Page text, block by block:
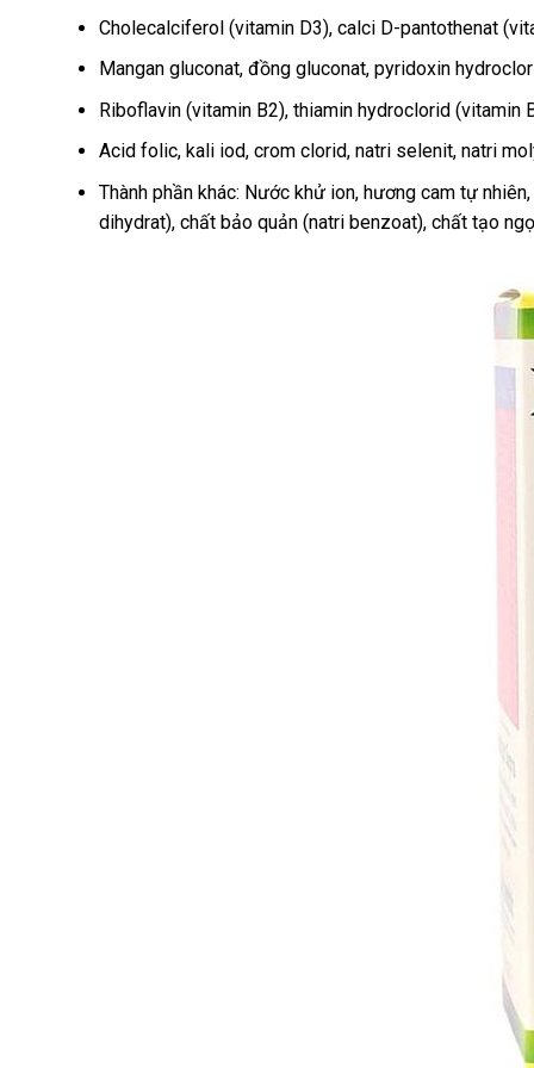
Cholecalciferol (vitamin D3), calci D-pantothenat
Mangan gluconat, đồng gluconat, pyridoxin
Riboflavin (vitamin B2), thiamin hydroclorid (vitamin
Acid folic, kali iod, crom clorid, natri selenit, natri
Thành phần khác: Nước khử ion, hương cam tự
dihydrat), chất bảo quản (natri benzoat), chất tạo